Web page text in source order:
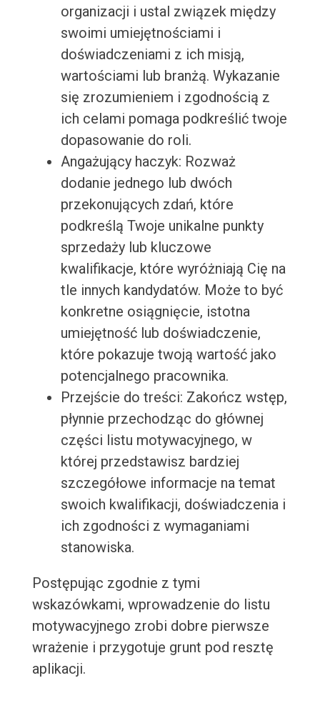
organizacji i ustal związek między
swoimi umiejętnościami i
doświadczeniami z ich misją,
wartościami lub branżą. Wykazanie
się zrozumieniem i zgodnością z
ich celami pomaga podkreślić twoje
dopasowanie do roli.
Angażujący haczyk: Rozważ
dodanie jednego lub dwóch
przekonujących zdań, które
podkreślą Twoje unikalne punkty
sprzedaży lub kluczowe
kwalifikacje, które wyróżniają Cię na
tle innych kandydatów. Może to być
konkretne osiągnięcie, istotna
umiejętność lub doświadczenie,
które pokazuje twoją wartość jako
potencjalnego pracownika.
Przejście do treści: Zakończ wstęp,
płynnie przechodząc do głównej
części listu motywacyjnego, w
której przedstawisz bardziej
szczegółowe informacje na temat
swoich kwalifikacji, doświadczenia i
ich zgodności z wymaganiami
stanowiska.
Postępując zgodnie z tymi
wskazówkami, wprowadzenie do listu
motywacyjnego zrobi dobre pierwsze
wrażenie i przygotuje grunt pod resztę
aplikacji.